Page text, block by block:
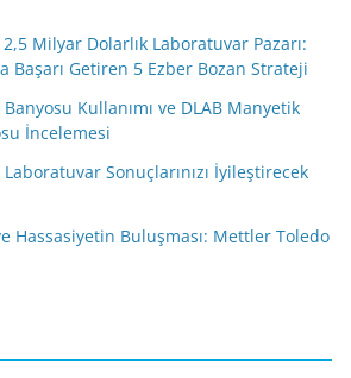
Milyar Dolarlık Laboratuvar Pazarı:
Başarı Getiren 5 Ezber Bozan Strateji
Kullanımı ve DLAB Manyetik
İncelemesi
Sonuçlarınızı İyileştirecek
Hassasiyetin Buluşması: Mettler Toledo